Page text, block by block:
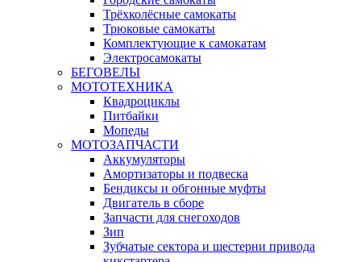
Трёхколёсные самокаты
Трюковые самокаты
Комплектующие к самокатам
Электросамокаты
БЕГОВЕЛЫ
МОТОТЕХНИКА
Квадроциклы
Питбайки
Мопеды
МОТОЗАПЧАСТИ
Аккумуляторы
Амортизаторы и подвеска
Бендиксы и обгонные муфты
Двигатель в сборе
Запчасти для снегоходов
Зип
Зубчатые сектора и шестерни привода